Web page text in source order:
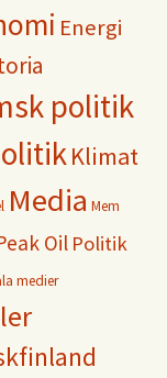
Energi
politik
Klimat
Media Mem
Oil Politik
medier